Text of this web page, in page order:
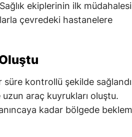
ekiplerinin ilk
çevredeki hastanelere
kontrollü şekilde
araç kuyrukları oluştu.
kadar bölgede